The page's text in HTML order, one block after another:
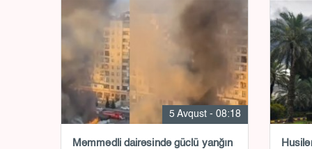
5 Avqust - 08:18
Məmmədli dairəsində güclü yanğın